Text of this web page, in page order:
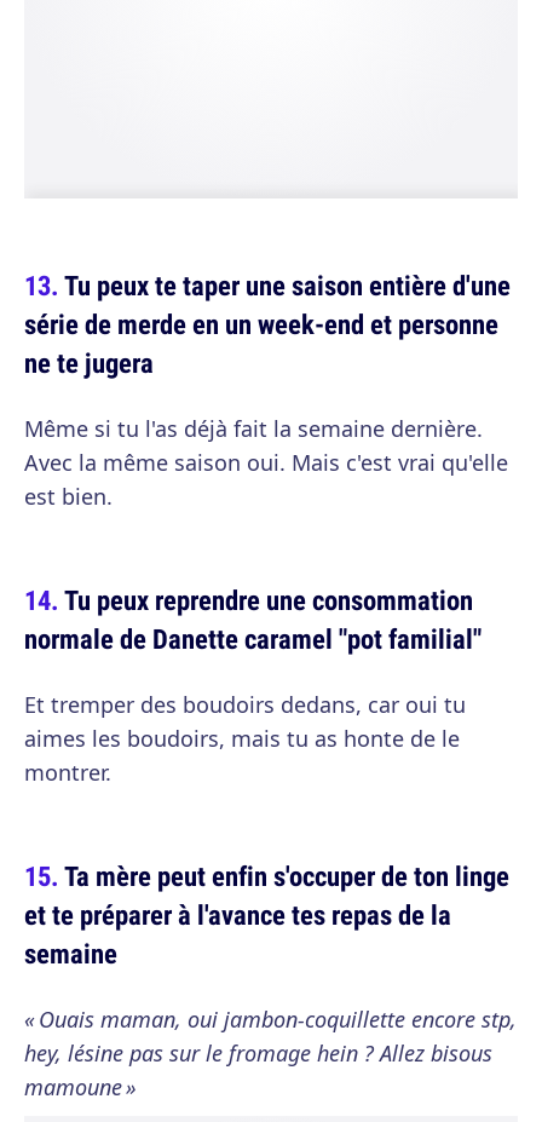
Tu peux te taper une saison entière d'une
série de merde en un week-end et personne
ne te jugera
Même si tu l'as déjà fait la semaine dernière.
Avec la même saison oui. Mais c'est vrai qu'elle
est bien.
Tu peux reprendre une consommation
normale de Danette caramel "pot familial"
Et tremper des boudoirs dedans, car oui tu
aimes les boudoirs, mais tu as honte de le
montrer.
Ta mère peut enfin s'occuper de ton linge
et te préparer à l'avance tes repas de la
semaine
« Ouais maman, oui jambon-coquillette encore stp,
hey, lésine pas sur le fromage hein ? Allez bisous
mamoune »